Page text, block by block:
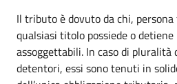
Il tributo è dovuto da chi,
qualsiasi titolo possiede o
assoggettabili. In caso di pluralità
detentori, essi sono tenuti in